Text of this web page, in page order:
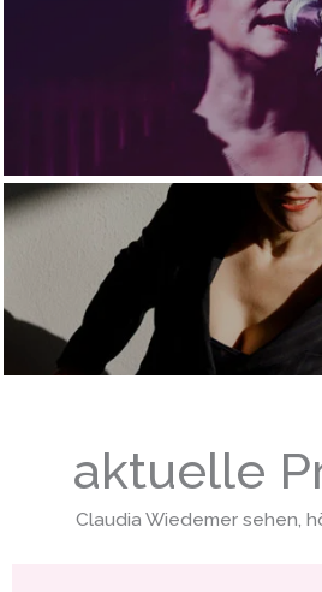
aktuelle
Claudia Wiedemer sehen,